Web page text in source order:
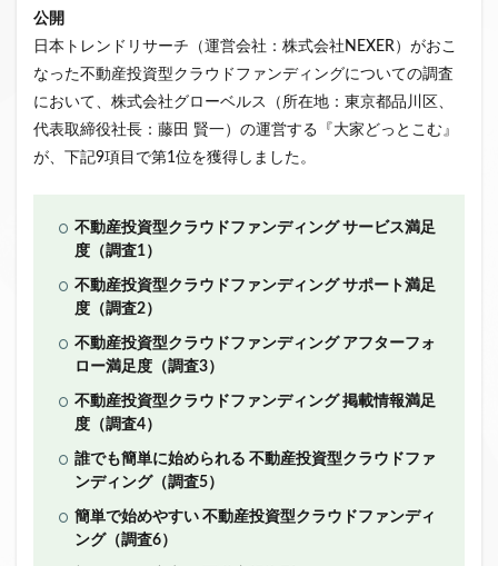
公開
日本トレンドリサーチ（運営会社：株式会社NEXER）がおこ
なった不動産投資型クラウドファンディングについての調査
において、株式会社グローベルス（所在地：東京都品川区、
代表取締役社長：藤田 賢一）の運営する『大家どっとこむ』
が、下記9項目で第1位を獲得しました。
不動産投資型クラウドファンディング サービス満足
度（調査1）
不動産投資型クラウドファンディング サポート満足
度（調査2）
不動産投資型クラウドファンディング アフターフォ
ロー満足度（調査3）
不動産投資型クラウドファンディング 掲載情報満足
度（調査4）
誰でも簡単に始められる 不動産投資型クラウドファ
ンディング（調査5）
簡単で始めやすい 不動産投資型クラウドファンディ
ング（調査6）
特例事業 CrowdShip Lending ファンド募集開始
キャンペーン CrowdFunding Channel
ファンド型クラウドファンディング 法律理解
ソーシャルレンディング お役立ち情報 分配実績
ファンド募集終了
投資型クラウドファンディング
運用実績
日本不動産クラウドファンディング協会
検索